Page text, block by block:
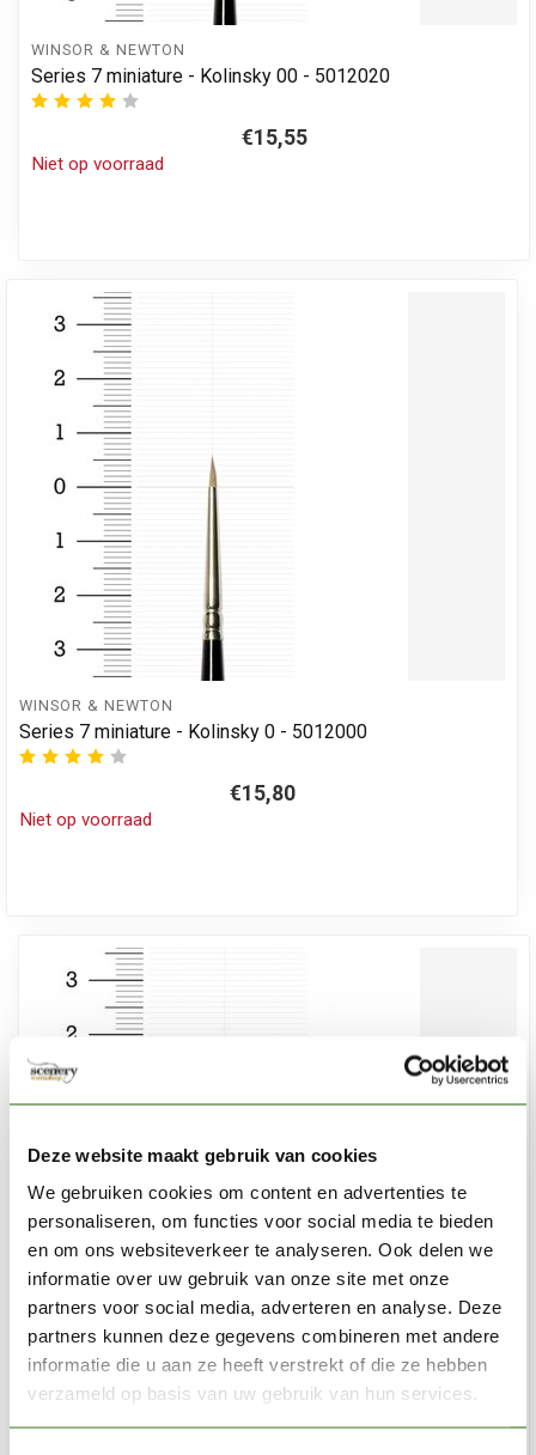
Deze website maakt gebruik van cookies
We gebruiken cookies om content en advertenties te
personaliseren, om functies voor social media te bieden
en om ons websiteverkeer te analyseren. Ook delen we
informatie over uw gebruik van onze site met onze
partners voor social media, adverteren en analyse. Deze
partners kunnen deze gegevens combineren met andere
informatie die u aan ze heeft verstrekt of die ze hebben
verzameld op basis van uw gebruik van hun services.
WINSOR & NEWTON
Series 7 miniature - Kolinsky 00 - 5012020
€15,55
Niet op voorraad
WINSOR & NEWTON
Series 7 miniature - Kolinsky 0 - 5012000
€15,80
Niet op voorraad
WINSOR & NEWTON
Series 7 miniature - Kolinsky 1 - 5012001